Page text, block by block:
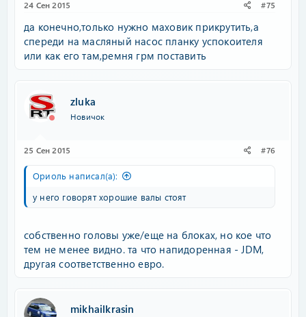
24 Сен 2015 #75
да конечно,только нужно маховик прикрутить,а
спереди на масляный насос планку успокоителя
или как его там,ремня грм поставить
zluka
Новичок
25 Сен 2015 #76
Ориоль написал(а):
у него говорят хорошие валы стоят
собственно головы уже/еще на блоках, но кое что
тем не менее видно. та что напидоренная - JDM,
другая соответственно евро.
mikhailkrasin